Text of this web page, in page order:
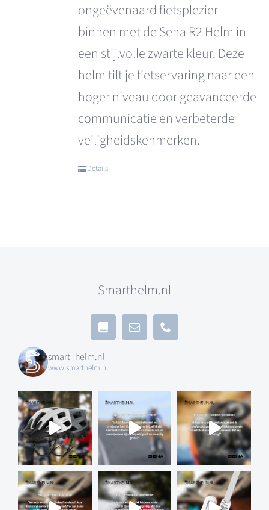
ongeëvenaard fietsplezier
binnen met de Sena R2 Helm in
een stijlvolle zwarte kleur. Deze
helm tilt je fietservaring naar een
hoger niveau door geavanceerde
communicatie en verbeterde
veiligheidskenmerken.
Details
Smarthelm.nl
smart_helm.nl
www.smarthelm.nl